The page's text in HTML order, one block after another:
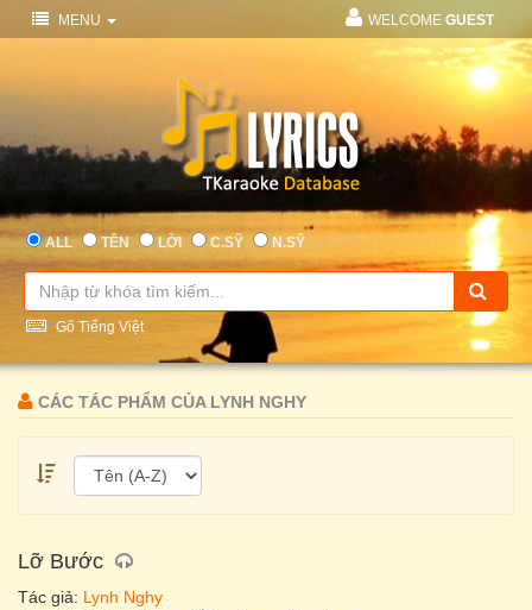
MENU WELCOME GUEST
ALL TÊN LỜI C.SỸ N.SỸ
Gõ Tiếng Việt
CÁC TÁC PHẨM CỦA LYNH NGHY
Lỡ Bước
Tác giả: Lynh Nghy